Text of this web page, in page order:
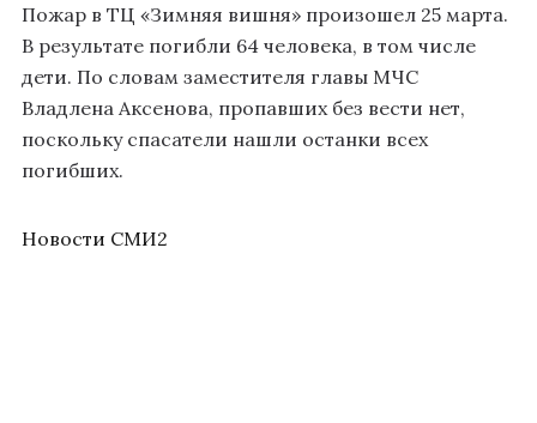
Пожар в ТЦ «Зимняя вишня» произошел 25 марта.
В результате погибли 64 человека, в том числе
дети. По словам заместителя главы МЧС
Владлена Аксенова, пропавших без вести нет,
поскольку спасатели нашли останки всех
погибших.
Новости СМИ2